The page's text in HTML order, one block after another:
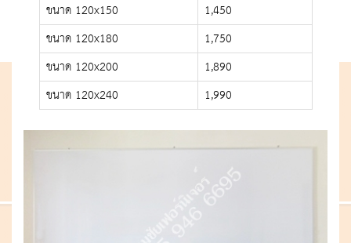
ขนาด 120x150
1,450
ขนาด 120x180
1,750
ขนาด 120x200
1,890
ขนาด 120x240
1,990